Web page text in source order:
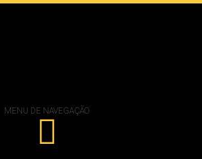
MENU DE NAVEGAÇÃO